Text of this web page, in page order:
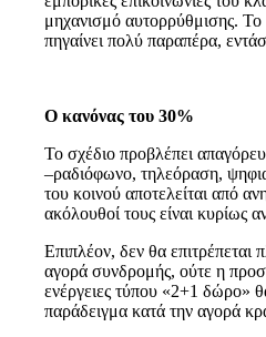
μηχανισμό αυτορρύθμισης. Το
πηγαίνει πολύ παραπέρα,
Ο κανόνας του 30%
Το σχέδιο προβλέπει
–ραδιόφωνο, τηλεόραση,
του κοινού αποτελείται από
ακόλουθοί τους είναι κυρίως
Επιπλέον, δεν θα
αγορά συνδρομής, ούτε η
ενέργειες τύπου «2+1 δώρο»
παράδειγμα κατά την αγορά